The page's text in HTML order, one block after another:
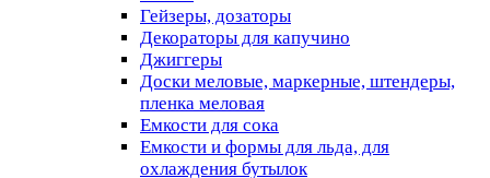
Гейзеры, дозаторы
Декораторы для капучино
Джиггеры
Доски меловые, маркерные, штендеры,
пленка меловая
Емкости для сока
Емкости и формы для льда, для
охлаждения бутылок